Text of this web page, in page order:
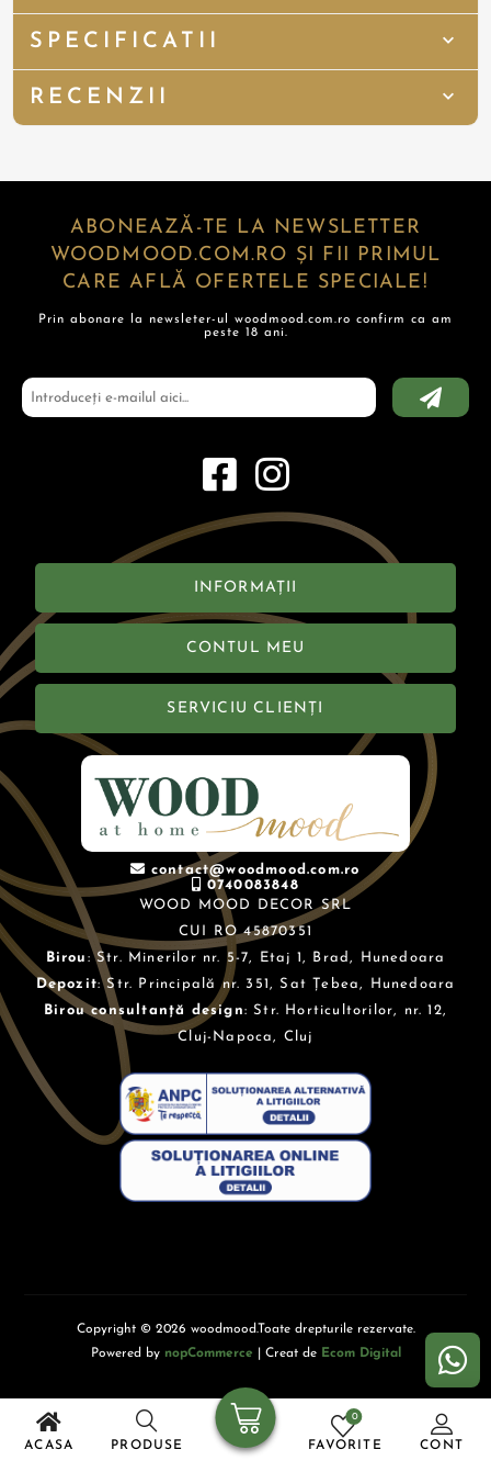
ACASA PRODUSE CONT
FAVORITE
0
SPECIFICATII
RECENZII
ABONEAZĂ-TE LA NEWSLETTER
WOODMOOD.COM.RO ȘI FII PRIMUL
CARE AFLĂ OFERTELE SPECIALE!
Prin abonare la newsleter-ul woodmood.com.ro confirm ca am
peste 18 ani.
INFORMAȚII
CONTUL MEU
SERVICIU CLIENȚI
contact@woodmood.com.ro
0740083848
WOOD MOOD DECOR SRL
CUI RO 45870351
Birou : Str. Minerilor nr. 5-7, Etaj 1, Brad, Hunedoara
Depozit: Str. Principală nr. 351, Sat Țebea, Hunedoara
Birou consultanță design: Str. Horticultorilor, nr. 12,
Cluj-Napoca, Cluj
Copyright © 2026 woodmood.Toate drepturile rezervate.
Powered by nopCommerce | Creat de Ecom Digital